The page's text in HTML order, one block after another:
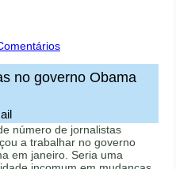
no governo Obama
número de jornalistas
a trabalhar no governo
em janeiro. Seria uma